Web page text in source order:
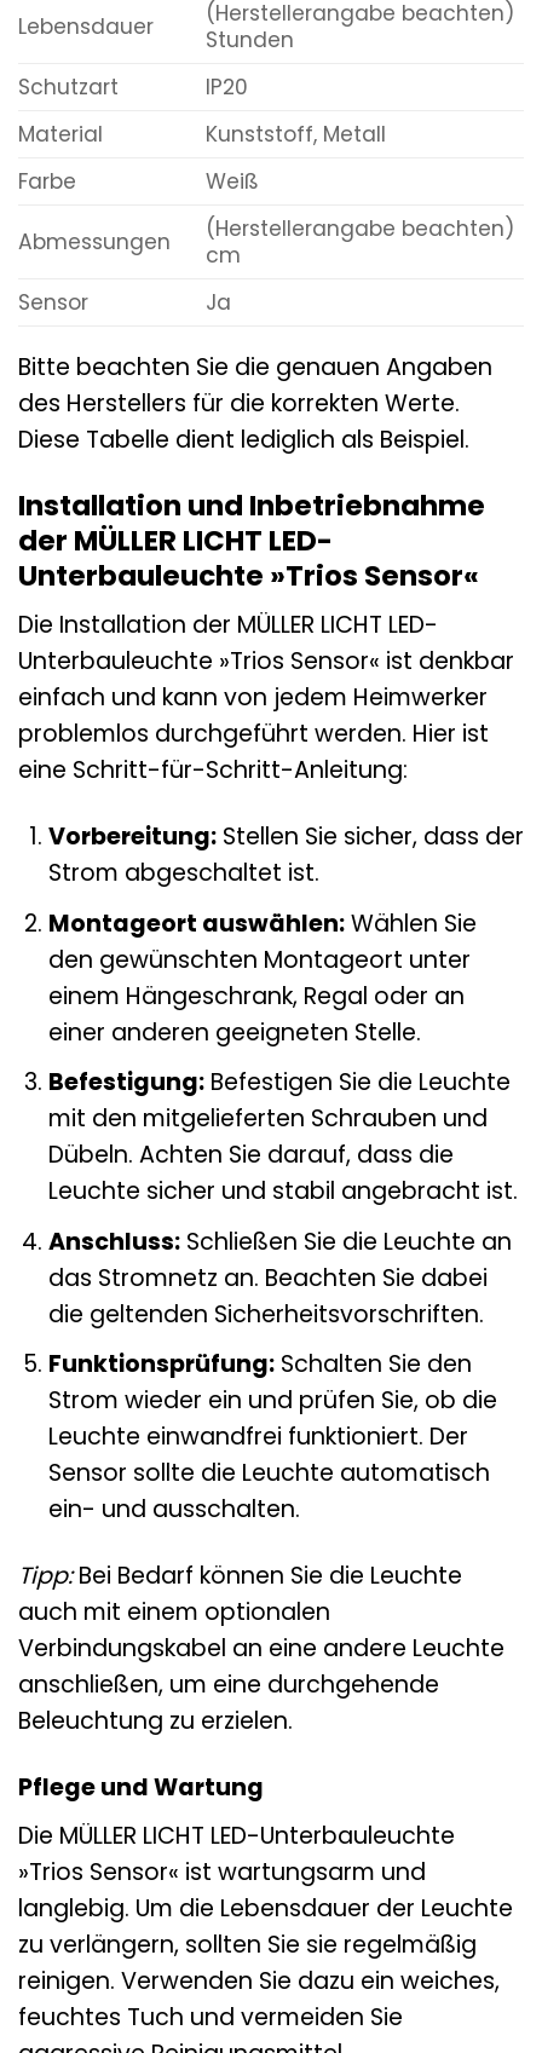
Lebensdauer
(Herstellerangabe beachten)
Stunden
Schutzart
IP20
Material
Kunststoff, Metall
Farbe
Weiß
Abmessungen
(Herstellerangabe beachten)
cm
Sensor
Ja
Bitte beachten Sie die genauen Angaben
des Herstellers für die korrekten Werte.
Diese Tabelle dient lediglich als Beispiel.
Installation und Inbetriebnahme
der MÜLLER LICHT LED-
Unterbauleuchte »Trios Sensor«
Die Installation der MÜLLER LICHT LED-
Unterbauleuchte »Trios Sensor« ist denkbar
einfach und kann von jedem Heimwerker
problemlos durchgeführt werden. Hier ist
eine Schritt-für-Schritt-Anleitung:
Vorbereitung:Stellen Sie sicher, dass der
Strom abgeschaltet ist.
Montageort auswählen:Wählen Sie
den gewünschten Montageort unter
einem Hängeschrank, Regal oder an
einer anderen geeigneten Stelle.
Befestigung:Befestigen Sie die Leuchte
mit den mitgelieferten Schrauben und
Dübeln. Achten Sie darauf, dass die
Leuchte sicher und stabil angebracht ist.
Anschluss:Schließen Sie die Leuchte an
das Stromnetz an. Beachten Sie dabei
die geltenden Sicherheitsvorschriften.
Funktionsprüfung:Schalten Sie den
Strom wieder ein und prüfen Sie, ob die
Leuchte einwandfrei funktioniert. Der
Sensor sollte die Leuchte automatisch
ein- und ausschalten.
Tipp:Bei Bedarf können Sie die Leuchte
auch mit einem optionalen
Verbindungskabel an eine andere Leuchte
anschließen, um eine durchgehende
Beleuchtung zu erzielen.
Pflege und Wartung
Die MÜLLER LICHT LED-Unterbauleuchte
»Trios Sensor« ist wartungsarm und
langlebig. Um die Lebensdauer der Leuchte
zu verlängern, sollten Sie sie regelmäßig
reinigen. Verwenden Sie dazu ein weiches,
feuchtes Tuch und vermeiden Sie